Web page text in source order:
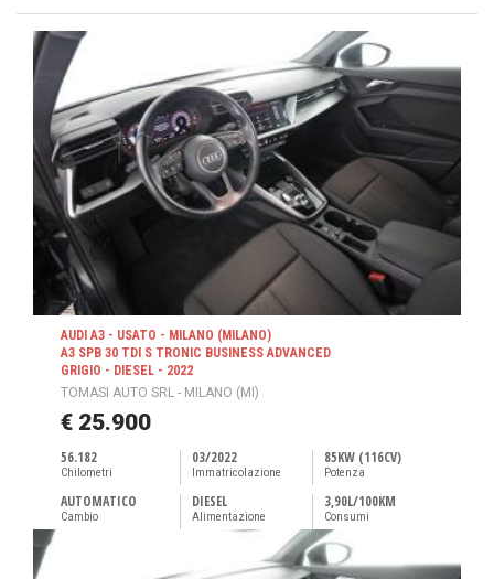
AUDI A3 - USATO - MILANO (MILANO)
A3 SPB 30 TDI S TRONIC BUSINESS ADVANCED
GRIGIO - DIESEL - 2022
TOMASI AUTO SRL - MILANO (MI)
€ 25.900
56.182
Chilometri
03/2022
Immatricolazione
85KW (116CV)
Potenza
AUTOMATICO
Cambio
DIESEL
Alimentazione
3,90L/100KM
Consumi